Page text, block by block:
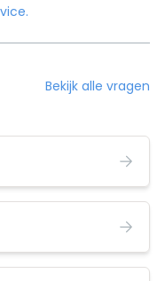
Bekijk alle vragen